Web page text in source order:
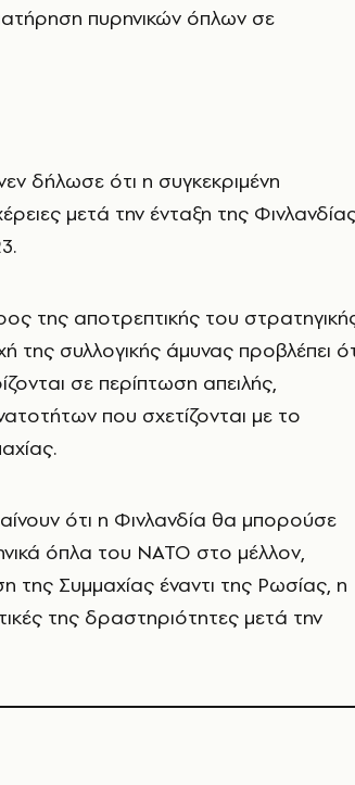
πυρηνικών όπλων σε
δήλωσε ότι η συγκεκριμένη
μετά την ένταξη της
της αποτρεπτικής του
της συλλογικής άμυνας προβλέπει
σε περίπτωση απειλής,
που σχετίζονται με το
ότι η Φινλανδία θα μπορούσε
όπλα του ΝΑΤΟ στο μέλλον,
της Συμμαχίας έναντι της Ρωσίας, η
της δραστηριότητες μετά την